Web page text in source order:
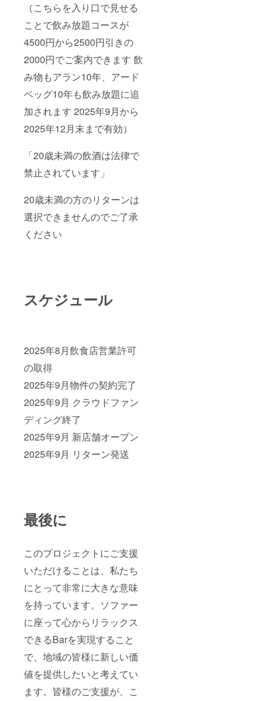
（こちらを入り口で見せる
ことで飲み放題コースが
4500円から2500円引きの
2000円でご案内できます 飲
み物もアラン10年、アード
ベッグ10年も飲み放題に追
加されます 2025年9月から
2025年12月末まで有効）
「20歳未満の飲酒は法律で
禁止されています」
20歳未満の方のリターンは
選択できませんのでご了承
ください
スケジュール
2025年8月飲食店営業許可
の取得
2025年9月物件の契約完了
2025年9月 クラウドファン
ディング終了
2025年9月 新店舗オープン
2025年9月 リターン発送
最後に
このプロジェクトにご支援
いただけることは、私たち
にとって非常に大きな意味
を持っています。ソファー
に座って心からリラックス
できるBarを実現すること
で、地域の皆様に新しい価
値を提供したいと考えてい
ます。皆様のご支援が、こ